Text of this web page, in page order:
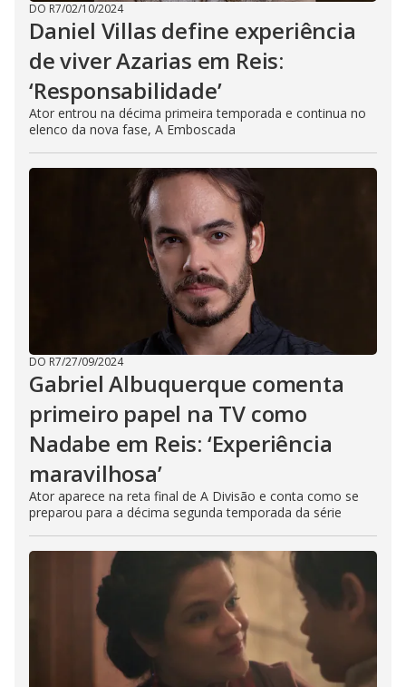
DO R7/02/10/2024
Daniel Villas define experiência
de viver Azarias em Reis:
‘Responsabilidade’
Ator entrou na décima primeira temporada e continua no
elenco da nova fase, A Emboscada
DO R7/27/09/2024
Gabriel Albuquerque comenta
primeiro papel na TV como
Nadabe em Reis: ‘Experiência
maravilhosa’
Ator aparece na reta final de A Divisão e conta como se
preparou para a décima segunda temporada da série